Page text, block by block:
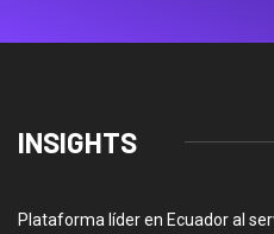
INSIGHTS
Plataforma líder en Ecuador al